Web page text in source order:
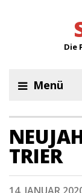
Die
Menü
TRIER